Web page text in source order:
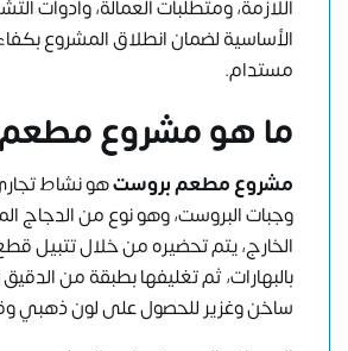
اللازمة، ومتطلبات العمالة، وأدوات
الأساسية لضمان انطلاق المشروع
مستدام.
ما هو مشروع
مشروع مطعم بروستهو نشاط
وجبات البروست، وهو نوع من الدجاج
الخارج، يتم تحضيره من خلال تتبيل
بالبهارات، ثم تغليفها بطبقة من
ساخن وغزير للحصول على لون ذهبي